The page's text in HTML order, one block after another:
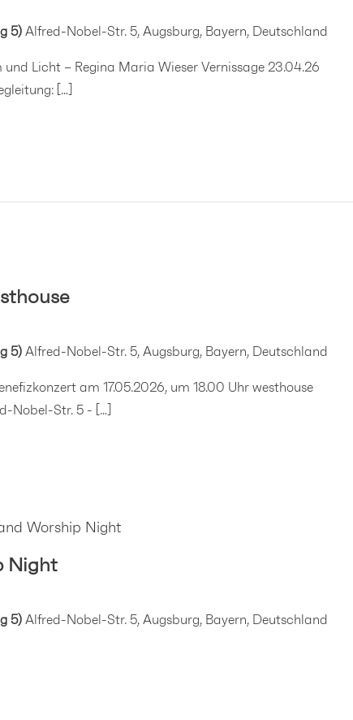
5)Alfred-Nobel-Str. 5, Augsburg, Bayern, Deutschland
und Licht – Regina Maria Wieser Vernissage 23.04.26
[…]
5)Alfred-Nobel-Str. 5, Augsburg, Bayern, Deutschland
am 17.05.2026, um 18.00 Uhr westhouse
Nobel-Str. 5 - […]
Night
Worship Night
5)Alfred-Nobel-Str. 5, Augsburg, Bayern, Deutschland